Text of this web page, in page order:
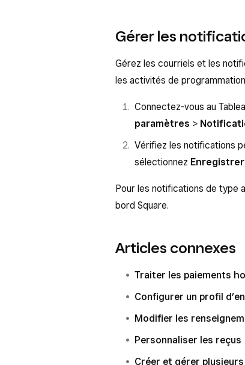
Gérer les
Gérez les courriels et les
les activités de
Connectez-vous au
paramètres >
Vérifiez les notifications
sélectionnez Enregistrer.
Pour les notifications de type
bord Square.
Articles connexes
Traiter les paiements
Configurer un profil
Modifier les
Personnaliser les reçus
Créer et gérer